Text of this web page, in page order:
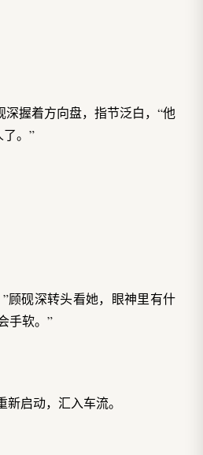
握着方向盘，指节泛白，“他
。”
顾砚深转头看她，眼神里有什
手软。”
启动，汇入车流。